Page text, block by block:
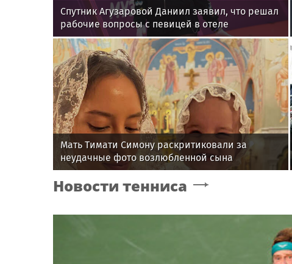
Спутник Агузаровой Даниил заявил, что решал
рабочие вопросы с певицей в отеле
Мать Тимати Симону раскритиковали за
неудачные фото возлюбленной сына
Валентины
Новости тенниса